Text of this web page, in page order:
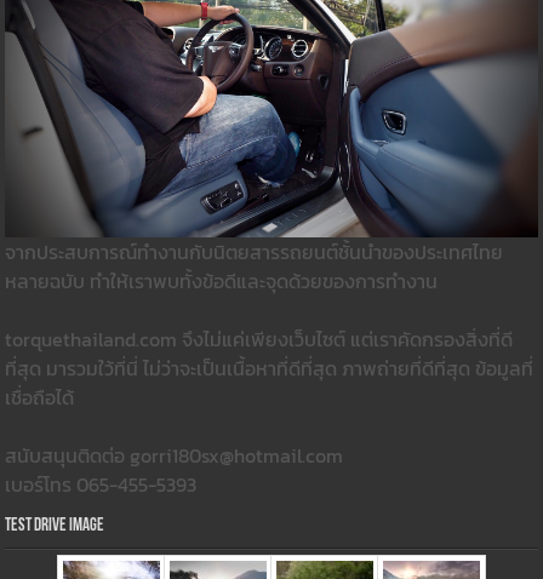
จากประสบการณ์ทำงานกับนิตยสารรถยนต์ชั้นนำของประเทศไทย
หลายฉบับ ทำให้เราพบทั้งข้อดีและจุดด้วยของการทำงาน
torquethailand.com จึงไม่แค่เพียงเว็บไซต์ แต่เราคัดกรองสิ่งที่ดี
ที่สุด มารวมใว้ที่นี่ ไม่ว่าจะเป็นเนื้อหาที่ดีที่สุด ภาพถ่ายที่ดีที่สุด ข้อมูลที่
เชื่อถือได้
สนับสนุนติดต่อ gorri180sx@hotmail.com
เบอร์โทร 065-455-5393
Test Drive Image